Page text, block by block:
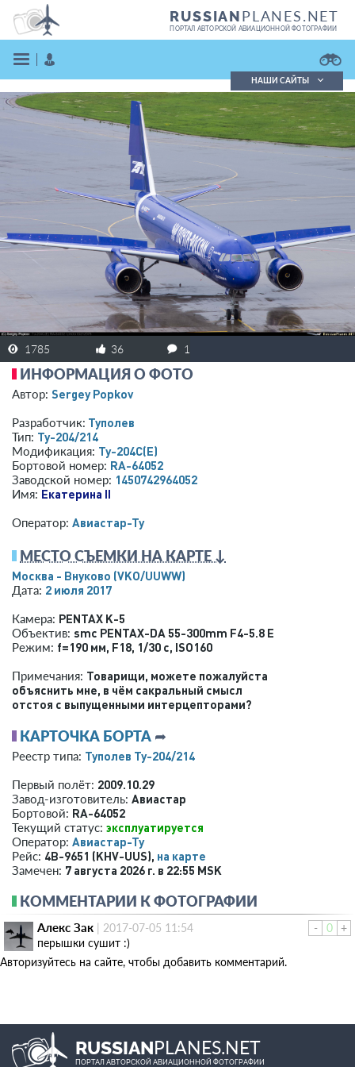
RUSSIANPLANES.NET
ПОРТАЛ АВТОРСКОЙ АВИАЦИОННОЙ ФОТОГРАФИИ
ЗАРЕГИСТРИРОВАТЬСЯ
Поиск фотографий
Поиск в реестре
Кратко
Подробно
НАШИ САЙТЫ
1785 36 1
ИНФОРМАЦИЯ О ФОТО
Автор: Sergey Popkov
Разработчик: Туполев
Тип: Ту-204/214
Модификация: Ту-204С(Е)
Бортовой номер: RA-64052
Заводской номер: 1450742964052
Имя: Екатерина II
Оператор: Авиастар-Ту
МЕСТО СЪЕМКИ НА КАРТЕ ↓
Москва - Внуково (VKO/UUWW)
Дата: 2 июля 2017
Камера: PENTAX K-5
Объектив: smc PENTAX-DA 55-300mm F4-5.8 ED
Режим: f=190 мм, F18, 1/30 с, ISO160
Примечания: Товарищи, можете пожалуйста
объяснить мне, в чём сакральный смысл
отстоя с выпущенными интерцепторами?
КАРТОЧКА БОРТА ➦
Реестр типа: Туполев Ту-204/214
Первый полёт: 2009.10.29
Завод-изготовитель: Авиастар
Бортовой: RA-64052
Текущий статус: эксплуатируется
Оператор: Авиастар-Ту
Рейс: 4B-9651 (KHV-UUS), на карте
Замечен: 7 августа 2026 г. в 22:55 MSK
КОММЕНТАРИИ К ФОТОГРАФИИ
- 0 +
Алекс Зак | 2017-07-05 11:54
перышки сушит :)
Авторизуйтесь на сайте, чтобы добавить комментарий.
RUSSIANPLANES.NET
ПОРТАЛ АВТОРСКОЙ АВИАЦИОННОЙ ФОТОГРАФИИ